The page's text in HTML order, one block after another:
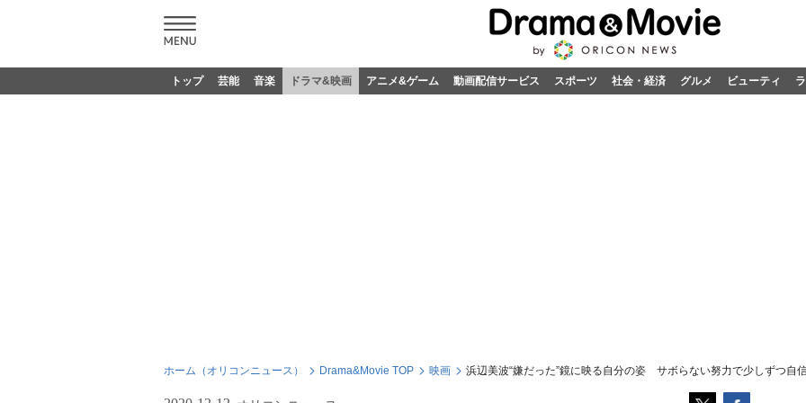
トップ 芸能 音楽 ドラマ&映画 アニメ&ゲーム 動画配信サービス スポーツ 社会・経済 グルメ ビューティ
ホーム（オリコンニュース） Drama&Movie TOP 映画 浜辺美波“嫌だった”鏡に映る自分の姿 サボらない努力で少しずつ自